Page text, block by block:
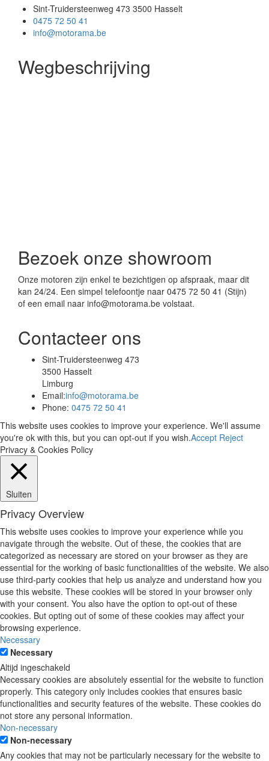
Sint-Truidersteenweg 473 3500 Hasselt
0475 72 50 41
info@motorama.be
Wegbeschrijving
Bezoek onze showroom
Onze motoren zijn enkel te bezichtigen op afspraak, maar dit
kan 24/24. Een simpel telefoontje naar 0475 72 50 41 (Stijn)
of een email naar info@motorama.be volstaat.
Contacteer ons
Sint-Truidersteenweg 473
3500 Hasselt
Limburg
Email:info@motorama.be
Phone: 0475 72 50 41
This website uses cookies to improve your experience. We'll assume
you're ok with this, but you can opt-out if you wish.Accept Reject
Privacy & Cookies Policy
Sluiten
Privacy Overview
This website uses cookies to improve your experience while you
navigate through the website. Out of these, the cookies that are
categorized as necessary are stored on your browser as they are
essential for the working of basic functionalities of the website. We also
use third-party cookies that help us analyze and understand how you
use this website. These cookies will be stored in your browser only
with your consent. You also have the option to opt-out of these
cookies. But opting out of some of these cookies may affect your
browsing experience.
Necessary
Necessary
Altijd ingeschakeld
Necessary cookies are absolutely essential for the website to function
properly. This category only includes cookies that ensures basic
functionalities and security features of the website. These cookies do
not store any personal information.
Non-necessary
Non-necessary
Any cookies that may not be particularly necessary for the website to